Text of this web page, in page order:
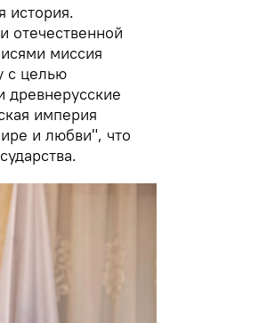
история.
отечественной
миссия
с целью
древнерусские
империя
и любви", что